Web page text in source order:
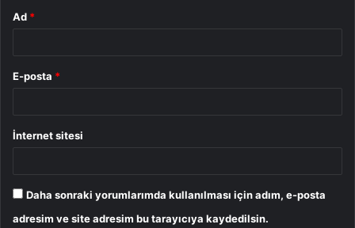
Ad *
E-posta *
İnternet sitesi
Daha sonraki yorumlarımda kullanılması için adım, e-posta
adresim ve site adresim bu tarayıcıya kaydedilsin.